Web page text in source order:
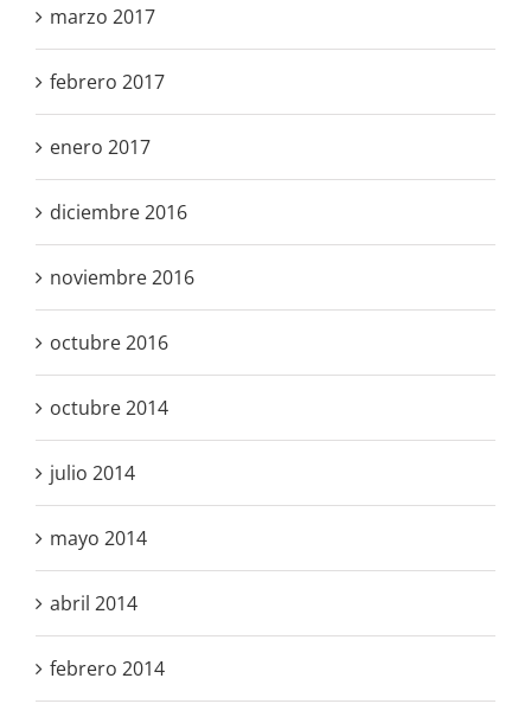
marzo 2017
febrero 2017
enero 2017
diciembre 2016
noviembre 2016
octubre 2016
octubre 2014
julio 2014
mayo 2014
abril 2014
febrero 2014